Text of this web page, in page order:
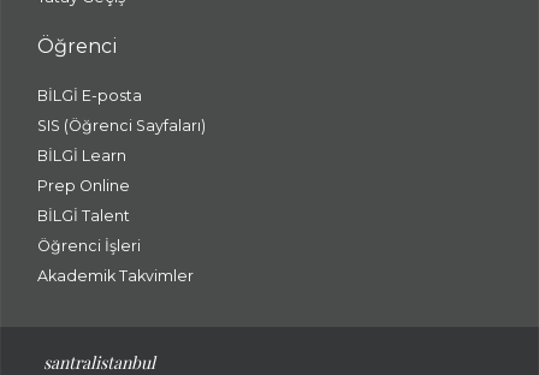
Öğrenci
BİLGİ E-posta
SIS (Öğrenci Sayfaları)
BİLGİ Learn
Prep Online
BİLGİ Talent
Öğrenci İşleri
Akademik Takvimler
santralistanbul